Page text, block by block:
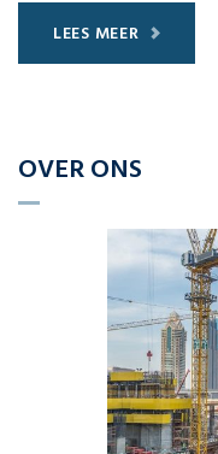
LEES MEER
OVER ONS